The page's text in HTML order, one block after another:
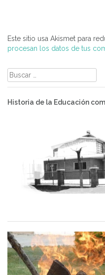
Este sitio usa Akismet para
procesan los datos de tus
Buscar:
Historia de la Educación